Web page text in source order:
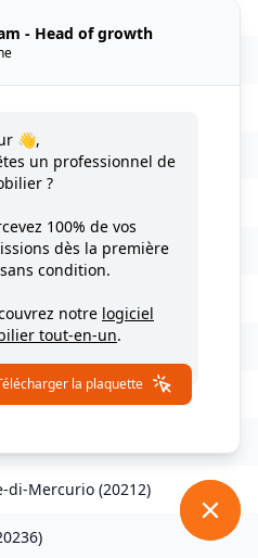
20272
)
(20229)
Verde (20230)
di-Mercurio (20212)
)
- Head of growth
👋,
un professionnel de
?
100% de vos
dès la première
condition.
notre logiciel
tout-en-un.
la plaquette